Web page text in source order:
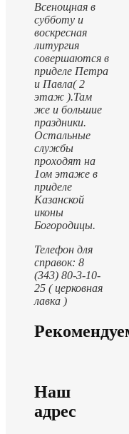
Всенощная в
субботу и
воскресная
литургия
совершаются в
приделе Петра
и Павла( 2
этаж ).Там
же и большие
праздники.
Остальные
службы
проходят на
1ом этаже в
приделе
Казанской
иконы
Богородицы.
Телефон для
справок: 8
(343) 80-3-10-
25 ( церковная
лавка )
Наш
адрес